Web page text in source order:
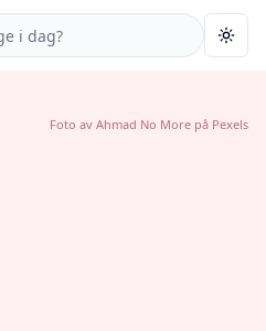
Foto av Ahmad No More på Pexels